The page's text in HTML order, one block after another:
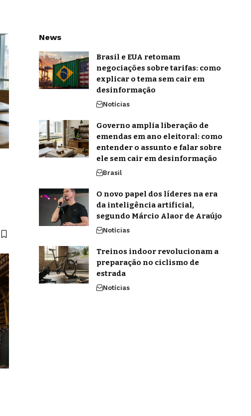
News
Brasil e EUA retomam
negociações sobre tarifas: como
explicar o tema sem cair em
desinformação
Notícias
Governo amplia liberação de
emendas em ano eleitoral: como
entender o assunto e falar sobre
ele sem cair em desinformação
Brasil
O novo papel dos líderes na era
da inteligência artificial,
segundo Márcio Alaor de Araújo
Notícias
Treinos indoor revolucionam a
preparação no ciclismo de
estrada
Notícias